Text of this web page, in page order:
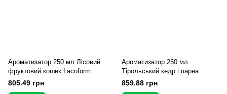
Ароматизатор 250 мл Лісовий
фруктовий кошик Lacoform
805.49 грн
Ароматизатор 250 мл
Тірольський кедр і парна
Lacoform
859.88 грн